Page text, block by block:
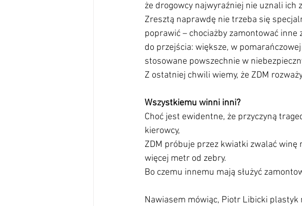
że drogowcy najwyraźniej nie uznali ich
Zresztą naprawdę nie trzeba się
poprawić – chociażby zamontować
do przejścia: większe, w
stosowane powszechnie w
Z ostatniej chwili wiemy, że ZDM
Wszystkiemu winni inni?
Choć jest ewidentne, że przyczyną
kierowcy,
ZDM próbuje przez kwiatki zwalać winę
więcej metr od zebry.
Bo czemu innemu mają służyć
Nawiasem mówiąc, Piotr Libicki plastyk